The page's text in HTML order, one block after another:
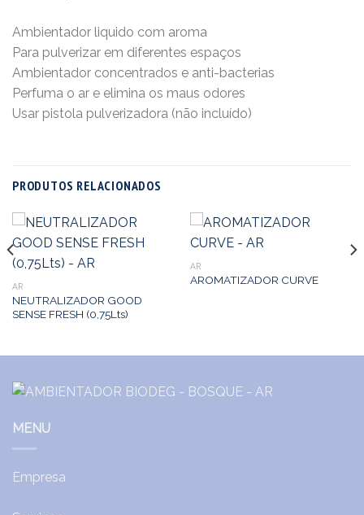
Ambientador liquido com aroma
Para pulverizar em diferentes espaços
Ambientador concentrados e anti-bacterias
Perfuma o ar e elimina os maus odores
Usar pistola pulverizadora (não incluído)
PRODUTOS RELACIONADOS
AR
NEUTRALIZADOR GOOD
SENSE FRESH (0,75Lts)
AR
AROMATIZADOR CURVE
MENU
Empresa